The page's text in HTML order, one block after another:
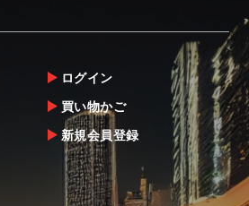
ログイン
買い物かご
新規会員登録